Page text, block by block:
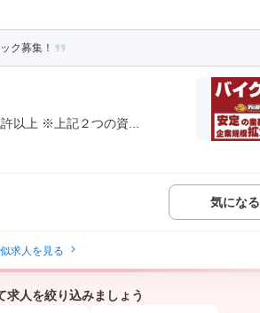
ク募集！
以上 ※上記２つの資...
気になる
求人を見る
求人を絞り込みましょう